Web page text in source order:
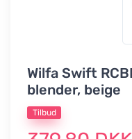
Wilfa Swift
blender, beige
Tilbud